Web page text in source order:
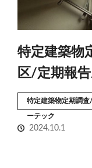
特定建築物
区/定期報
特定建築物定期調
ーテック
2024.10.1